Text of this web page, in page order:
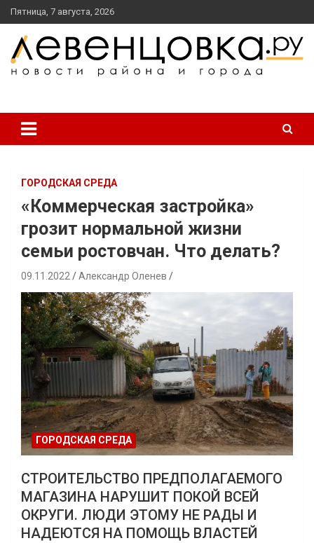
перейти
к
содержанию
Пятница, 7 августа, 2026
ГОРОДСКАЯ СРЕДА
«Коммерческая застройка»
грозит нормальной жизни
семьи ростовчан. Что делать?
09.11.2022 Александр Оленев
ГОРОДСКАЯ СРЕДА
СТРОИТЕЛЬСТВО ПРЕДПОЛАГАЕМОГО
МАГАЗИНА НАРУШИТ ПОКОЙ ВСЕЙ
ОКРУГИ. ЛЮДИ ЭТОМУ НЕ РАДЫ И
НАДЕЮТСЯ НА ПОМОЩЬ ВЛАСТЕЙ